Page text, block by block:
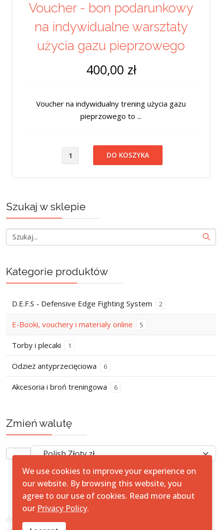
Voucher - bon podarunkowy
na indywidualne warsztaty
użycia gazu pieprzowego
400,00 zł
Voucher na indywidualny trening użycia gazu
pieprzowego to ...
Szukaj w sklepie
Kategorie produktów
D.E.F.S - Defensive Edge Fighting System 2
E-Booki, vouchery i materiały online 5
Torby i plecaki 1
Odzież antyprzecięciowa 6
Akcesoria i broń treningowa 6
Zmień walutę
We use cookies to improve your experience on
our website. By browsing this website, you
agree to our use of cookies. Read more about
our Privacy Policy.